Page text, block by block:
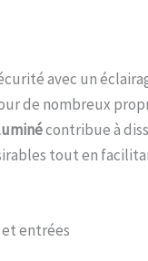
avec un
de nombreux
contribue à
tout en
entrées